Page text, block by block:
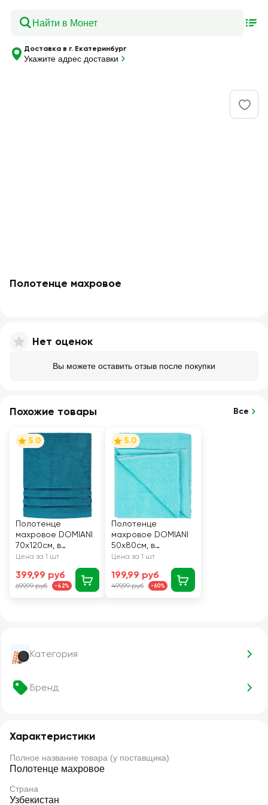
Доставка в г. Екатеринбург
Укажите адрес доставки
Полотенце махровое
Нет оценок
Вы можете оставить отзыв после покупки
Категория
Бренд
Характеристики
Полное название товара (у поставщика)
Полотенце махровое
Страна
Узбекистан
Похожие товары Все
5.0
Полотенце
махровое DOMIANI
70х120см, в
ассортименте
Цена за 1 шт
399,99 руб
699,99 руб -42%
5.0
Полотенце
махровое DOMIANI
50х80см, в
ассортименте
Цена за 1 шт
199,99 руб
499,99 руб -60%